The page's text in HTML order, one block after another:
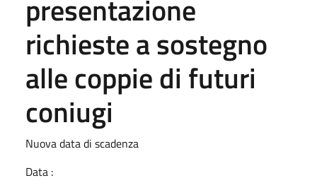
presentazione
richieste a sostegno
alle coppie di futuri
coniugi
Nuova data di scadenza
Data :